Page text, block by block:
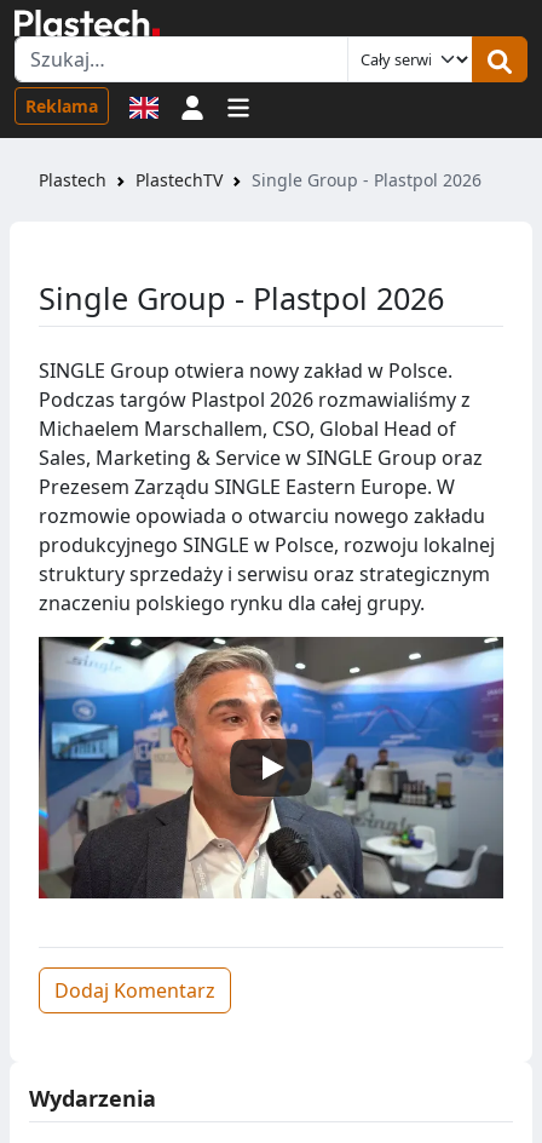
Reklama Logowanie
Plastech PlastechTV Single Group - Plastpol 2026
Single Group - Plastpol 2026
SINGLE Group otwiera nowy zakład w Polsce.
Podczas targów Plastpol 2026 rozmawialiśmy z
Michaelem Marschallem, CSO, Global Head of
Sales, Marketing & Service w SINGLE Group oraz
Prezesem Zarządu SINGLE Eastern Europe. W
rozmowie opowiada o otwarciu nowego zakładu
produkcyjnego SINGLE w Polsce, rozwoju lokalnej
struktury sprzedaży i serwisu oraz strategicznym
znaczeniu polskiego rynku dla całej grupy.
Dodaj Komentarz
Wydarzenia